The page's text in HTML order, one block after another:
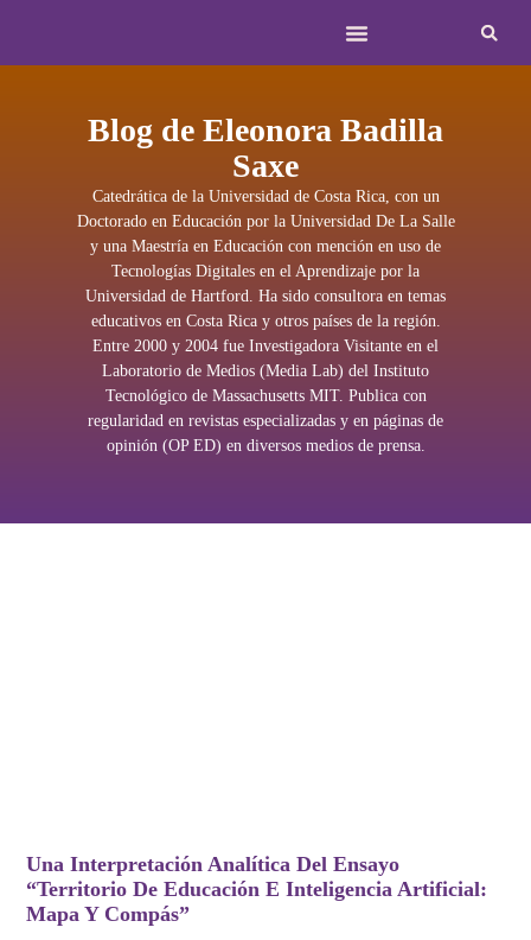
Blog de Eleonora Badilla
Saxe
Catedrática de la Universidad de Costa Rica, con un
Doctorado en Educación por la Universidad De La Salle
y una Maestría en Educación con mención en uso de
Tecnologías Digitales en el Aprendizaje por la
Universidad de Hartford. Ha sido consultora en temas
educativos en Costa Rica y otros países de la región.
Entre 2000 y 2004 fue Investigadora Visitante en el
Laboratorio de Medios (Media Lab) del Instituto
Tecnológico de Massachusetts MIT. Publica con
regularidad en revistas especializadas y en páginas de
opinión (OP ED) en diversos medios de prensa.
Una Interpretación Analítica Del Ensayo
“Territorio De Educación E Inteligencia Artificial:
Mapa Y Compás”